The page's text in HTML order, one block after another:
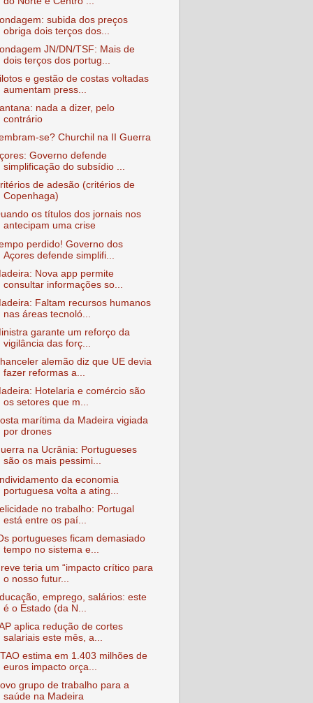
subida dos preços
obriga dois terços dos...
JN/DN/TSF: Mais de
dois terços dos portug...
e gestão de costas voltadas
aumentam press...
nada a dizer, pelo
contrário
se? Churchil na II Guerra
Governo defende
simplificação do subsídio ...
de adesão (critérios de
Copenhaga)
os títulos dos jornais nos
antecipam uma crise
perdido! Governo dos
Açores defende simplifi...
Nova app permite
consultar informações so...
Faltam recursos humanos
nas áreas tecnoló...
garante um reforço da
vigilância das forç...
alemão diz que UE devia
fazer reformas a...
Hotelaria e comércio são
os setores que m...
marítima da Madeira vigiada
por drones
na Ucrânia: Portugueses
são os mais pessimi...
da economia
portuguesa volta a ating...
no trabalho: Portugal
está entre os paí...
portugueses ficam demasiado
tempo no sistema e...
teria um “impacto crítico para
o nosso futur...
emprego, salários: este
é o Estado (da N...
aplica redução de cortes
salariais este mês, a...
estima em 1.403 milhões de
euros impacto orça...
grupo de trabalho para a
saúde na Madeira